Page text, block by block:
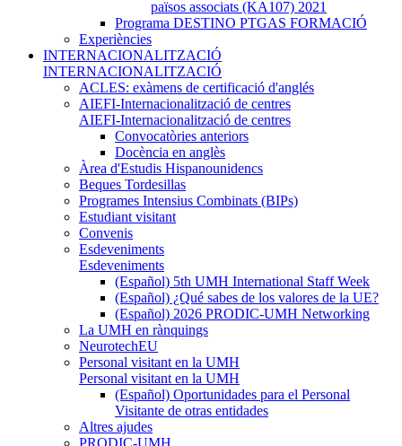
països associats (KA107) 2021
Programa DESTINO PTGAS FORMACIÓ
Experiències
INTERNACIONALITZACIÓ
INTERNACIONALITZACIÓ
ACLES: exàmens de certificació d'anglés
AIEFI-Internacionalització de centres
AIEFI-Internacionalització de centres
Convocatòries anteriors
Docència en anglès
Àrea d'Estudis Hispanounidencs
Beques Tordesillas
Programes Intensius Combinats (BIPs)
Estudiant visitant
Convenis
Esdeveniments
Esdeveniments
(Español) 5th UMH International Staff Week
(Español) ¿Qué sabes de los valores de la UE?
(Español) 2026 PRODIC-UMH Networking
La UMH en rànquings
NeurotechEU
Personal visitant en la UMH
Personal visitant en la UMH
(Español) Oportunidades para el Personal
Visitante de otras entidades
Altres ajudes
PRODIC-UMH